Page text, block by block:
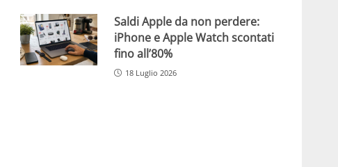
Saldi Apple da non perdere:
iPhone e Apple Watch scontati
fino all’80%
18 Luglio 2026